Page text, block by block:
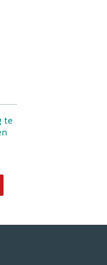
te